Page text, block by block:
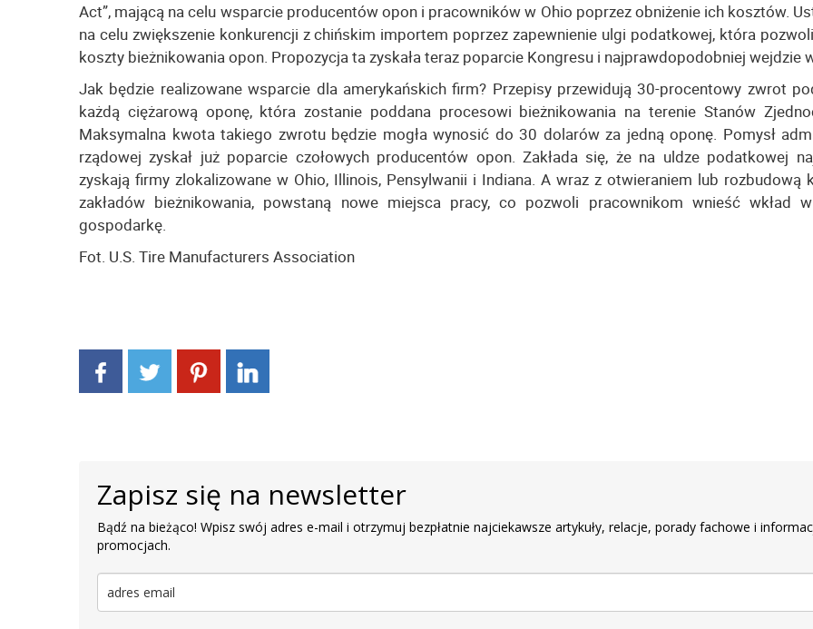
Act”, mającą na celu wsparcie producentów opon i pracowników w Ohio poprzez obniżenie ich kosztów.
na celu zwiększenie konkurencji z chińskim importem poprzez zapewnienie ulgi podatkowej, która
koszty bieżnikowania opon. Propozycja ta zyskała teraz poparcie Kongresu i najprawdopodobniej wejdzie
Jak będzie realizowane wsparcie dla amerykańskich firm? Przepisy przewidują 30-procentowy zwrot
każdą ciężarową oponę, która zostanie poddana procesowi bieżnikowania na terenie Stanów
Maksymalna kwota takiego zwrotu będzie mogła wynosić do 30 dolarów za jedną oponę. Pomysł
rządowej zyskał już poparcie czołowych producentów opon. Zakłada się, że na uldze podatkowej
zyskają firmy zlokalizowane w Ohio, Illinois, Pensylwanii i Indiana. A wraz z otwieraniem lub rozbudową
zakładów bieżnikowania, powstaną nowe miejsca pracy, co pozwoli pracownikom wnieść wkład
gospodarkę.
Fot. U.S. Tire Manufacturers Association
Zapisz się na newsletter
Bądź na bieżąco! Wpisz swój adres e-mail i otrzymuj bezpłatnie najciekawsze artykuły, relacje, porady fachowe i
promocjach.